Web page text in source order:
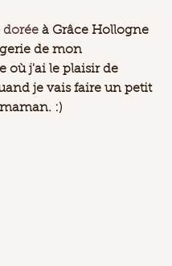
dorée à Grâce Hollogne
de mon
où j'ai le plaisir de
je vais faire un petit
:)